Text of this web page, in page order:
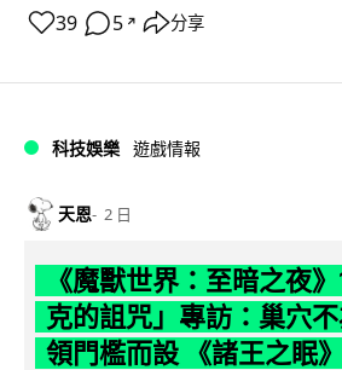
39 5 ↗ 分享
科技娛樂 遊戲情報
天恩 2 日
《魔獸世界：至暗之夜
克的詛咒」專訪：巢穴
領門檻而設 《諸王之眠